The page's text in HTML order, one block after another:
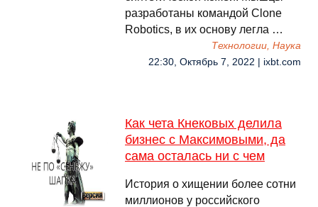
разработаны командой Clone
Robotics, в их основу легла …
Технологии, Наука
22:30, Октябрь 7, 2022 | ixbt.com
Как чета Кнековых делила
бизнес с Максимовыми, да
сама осталась ни с чем
История о хищении более сотни
миллионов у российского